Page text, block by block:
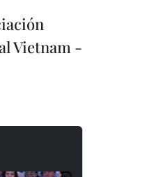
Vietnam -